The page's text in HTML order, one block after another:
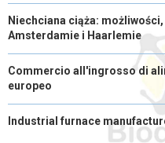
Niechciana ciąża:
Amsterdamie i Haarlemie
Commercio all'ingrosso di
europeo
Industrial furnace